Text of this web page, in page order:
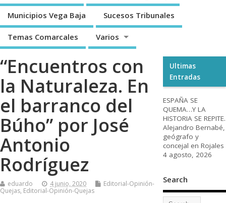
Municipios Vega Baja Sucesos Tribunales
Temas Comarcales Varios
“Encuentros con
la Naturaleza. En
el barranco del
Búho” por José
Antonio
Rodríguez
eduardo 4 junio, 2020
Editorial-Opinión-
Quejas, Editorial-Opinión-Quejas
Ultimas
Entradas
ESPAÑA SE
QUEMA…Y LA
HISTORIA SE REPITE.
Alejandro Bernabé,
geógrafo y
concejal en Rojales
4 agosto, 2026
Search